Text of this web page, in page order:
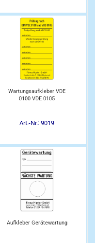
Wartungsaufkleber VDE
0100 VDE 0105
Art.-Nr.: 9019
Aufkleber Gerätewartung